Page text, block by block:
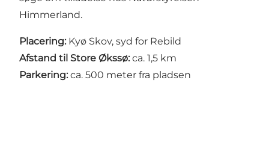
Himmerland.
Placering: Kyø Skov, syd for Rebild
Afstand til Store Økssø: ca. 1,5 km
Parkering: ca. 500 meter fra pladsen